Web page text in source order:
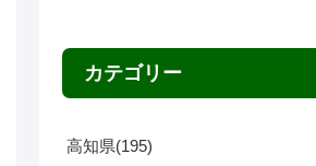
カテゴリー
高知県 195